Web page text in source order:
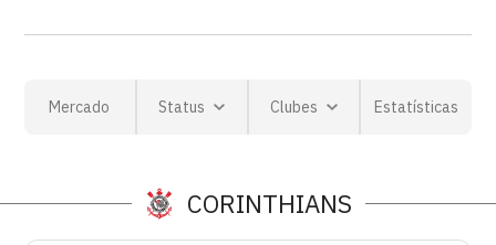
Mercado Status Clubes Estatísticas
CORINTHIANS